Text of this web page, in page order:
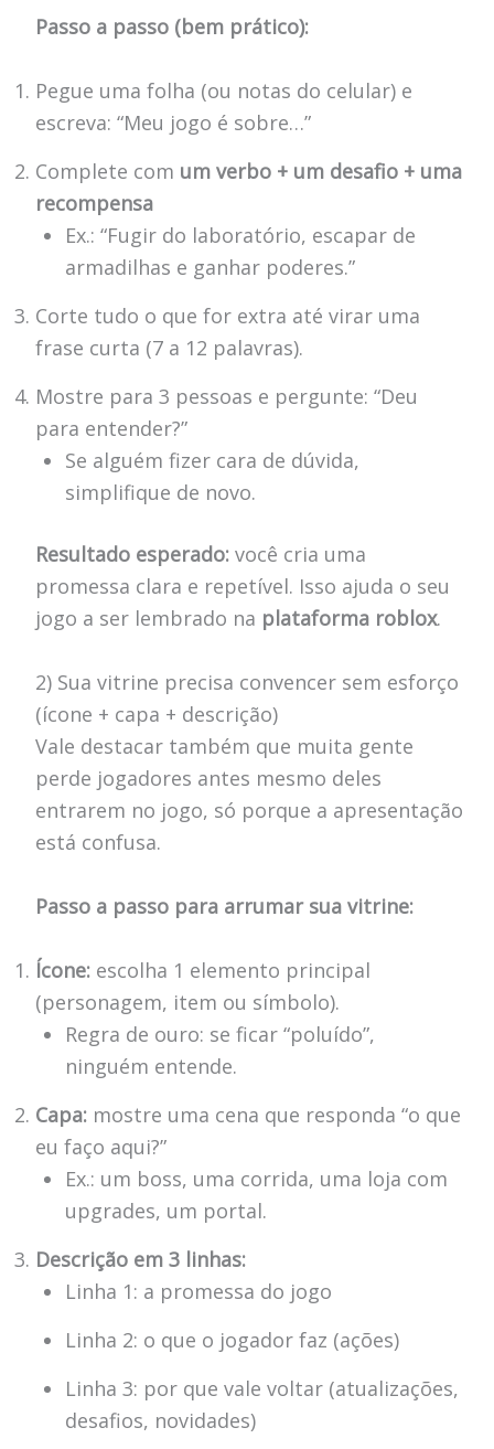
Passo a passo (bem prático):
Pegue uma folha (ou notas do celular) e
escreva: “Meu jogo é sobre…”
Complete com um verbo + um desafio + uma
recompensa
Ex.: “Fugir do laboratório, escapar de
armadilhas e ganhar poderes.”
Corte tudo o que for extra até virar uma
frase curta (7 a 12 palavras).
Mostre para 3 pessoas e pergunte: “Deu
para entender?”
Se alguém fizer cara de dúvida,
simplifique de novo.
Resultado esperado:você cria uma
promessa clara e repetível. Isso ajuda o seu
jogo a ser lembrado na plataforma roblox.
2) Sua vitrine precisa convencer sem esforço
(ícone + capa + descrição)
Vale destacar também que muita gente
perde jogadores antes mesmo deles
entrarem no jogo, só porque a apresentação
está confusa.
Passo a passo para arrumar sua vitrine:
Ícone:escolha 1 elemento principal
(personagem, item ou símbolo).
Regra de ouro: se ficar “poluído”,
ninguém entende.
Capa:mostre uma cena que responda “o que
eu faço aqui?”
Ex.: um boss, uma corrida, uma loja com
upgrades, um portal.
Descrição em 3 linhas:
Linha 1: a promessa do jogo
Linha 2: o que o jogador faz (ações)
Linha 3: por que vale voltar (atualizações,
desafios, novidades)